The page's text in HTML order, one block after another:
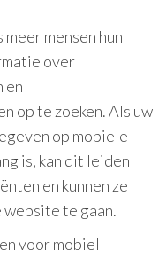
mensen hun
over
en
op te zoeken. Als uw
op mobiele
is, kan dit leiden
en kunnen ze
website te gaan.
voor mobiel